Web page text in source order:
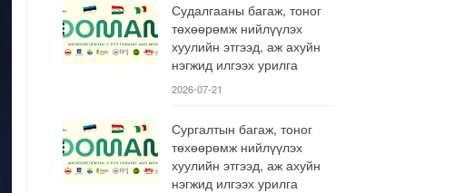
Судалгааны багаж, тоног
төхөөрөмж нийлүүлэх
хуулийн этгээд, аж ахуйн
нэгжид илгээх урилга
2026-07-21
Сургалтын багаж, тоног
төхөөрөмж нийлүүлэх
хуулийн этгээд, аж ахуйн
нэгжид илгээх урилга